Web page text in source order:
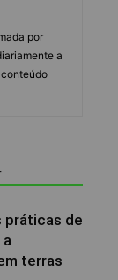
por
a
práticas de
terras